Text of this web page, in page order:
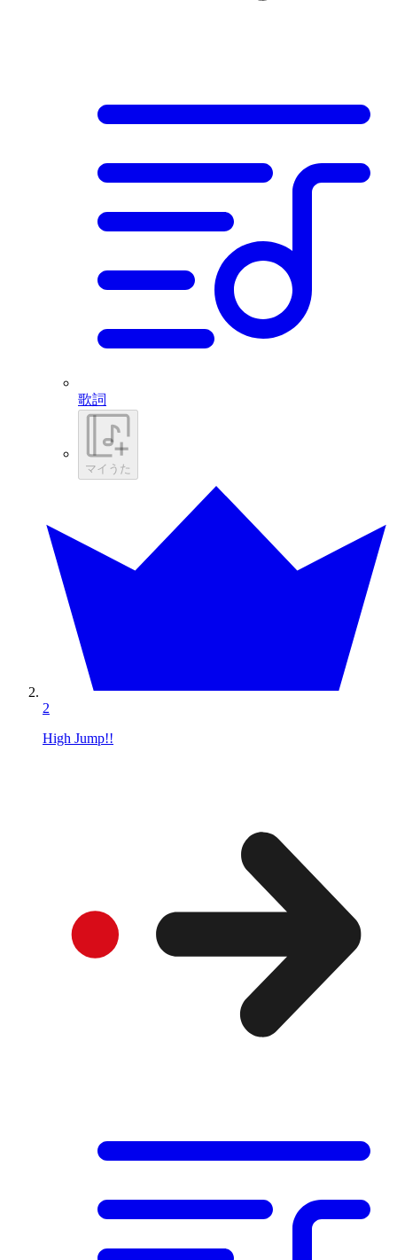
歌詞
マイうた
2
High Jump!!